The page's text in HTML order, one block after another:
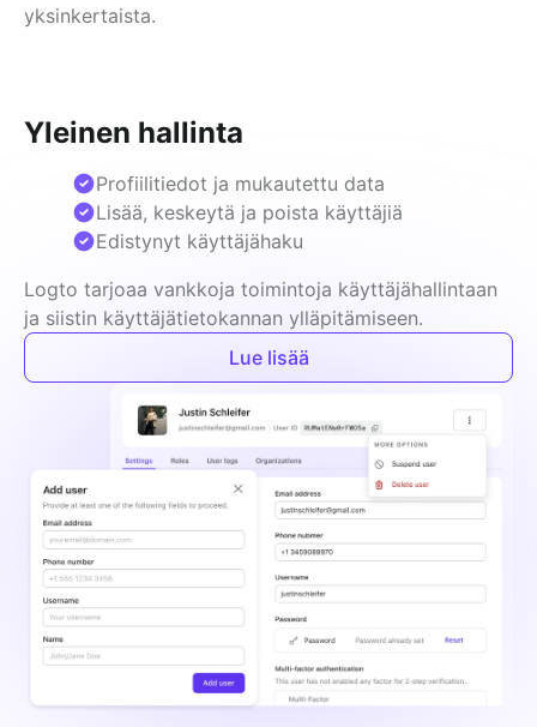
yksinkertaista.
Yleinen hallinta
Logto tarjoaa vankkoja toimintoja käyttäjähallintaan
ja siistin käyttäjätietokannan ylläpitämiseen.
Profiilitiedot ja mukautettu data
Lisää, keskeytä ja poista käyttäjiä
Edistynyt käyttäjähaku
Lue lisää